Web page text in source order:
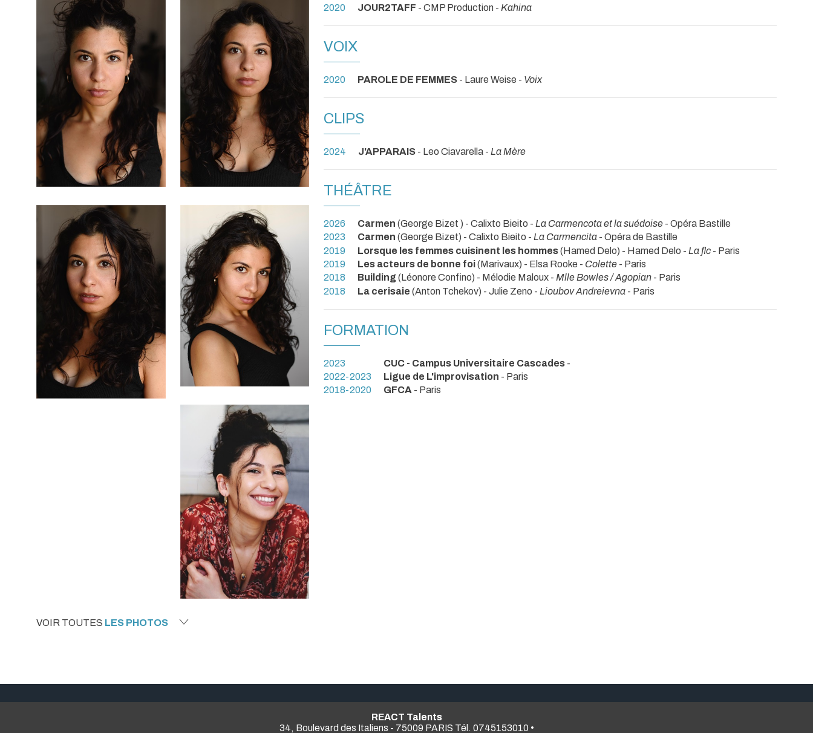
VOIR TOUTES LES PHOTOS
2020
JOUR2TAFF - CMP Production - Kahina
VOIX
2020 PAROLE DE FEMMES - Laure Weise - Voix
CLIPS
2024 J'APPARAIS - Leo Ciavarella - La Mère
THÉÂTRE
2026 Carmen (George Bizet ) - Calixto Bieito - La Carmencota et la suédoise - Opéra Bastille
2023
Carmen (George Bizet) - Calixto Bieito - La Carmencita - Opéra de Bastille
2019
Lorsque les femmes cuisinent les hommes(Hamed Delo) - Hamed Delo - La flc - Paris
2019
Les acteurs de bonne foi(Marivaux) - Elsa Rooke - Colette - Paris
2018
Building (Léonore Confino) - Mélodie Maloux - Mlle Bowles / Agopian - Paris
2018
La cerisaie (Anton Tchekov) - Julie Zeno - Lioubov Andreievna - Paris
FORMATION
2023 CUC - Campus Universitaire Cascades -
2022-2023
Ligue de L'improvisation - Paris
2018-2020
GFCA - Paris
REACT Talents
34, Boulevard des Italiens - 75009 PARIS Tél. 0745153010 •